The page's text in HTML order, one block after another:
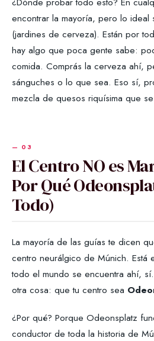
encontrar la mayoría, pero lo ideal
(jardines de cerveza). Están por
hay algo que poca gente sabe:
comida. Comprás la cerveza ahí,
sánguches o lo que sea. Eso sí,
mezcla de quesos riquísima que
El Centro NO es
Por Qué
Todo)
La mayoría de las guías te dicen
centro neurálgico de Múnich. Está
todo el mundo se encuentra ahí,
otra cosa: que tu centro sea
¿Por qué? Porque Odeonsplatz
conductor de toda la historia de